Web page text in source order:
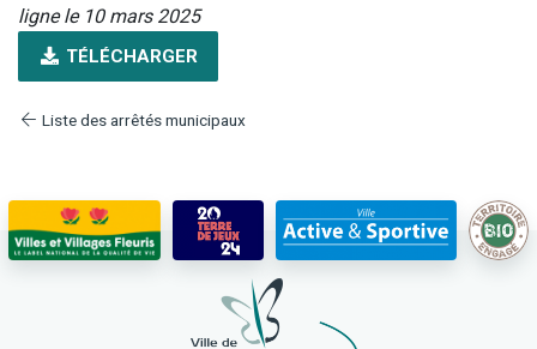
ligne le 10 mars 2025
TÉLÉCHARGER
Liste des arrêtés municipaux